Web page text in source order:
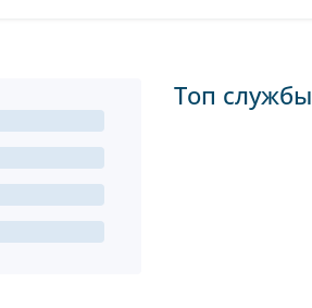
Топ службы